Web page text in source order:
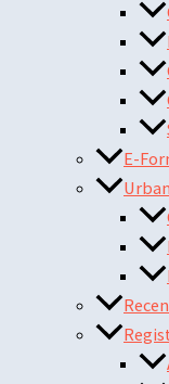
E-